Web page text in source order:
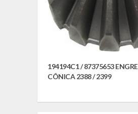
194194C1 / 87375653
CÔNICA 2388 / 2399